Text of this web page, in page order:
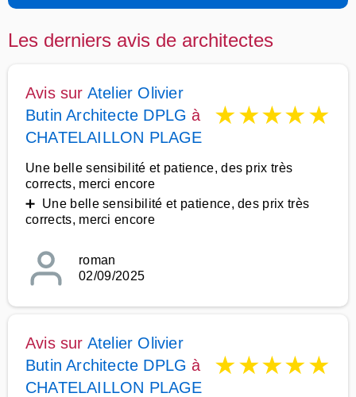
Les derniers avis de architectes
Avis sur Atelier Olivier
Butin Architecte DPLG à
CHATELAILLON PLAGE
★★★★★
Une belle sensibilité et patience, des prix très
corrects, merci encore
➕ Une belle sensibilité et patience, des prix très
corrects, merci encore
roman
02/09/2025
Avis sur Atelier Olivier
Butin Architecte DPLG à
CHATELAILLON PLAGE
★★★★★